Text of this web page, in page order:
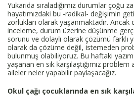
Yukarıda sıraladığımız durumlar çoğu
hayatımızdaki bu -radikal- değişimin
zorlukları olarak yaşanmaktadır. Ancak
inceleme, durum üzerine düşünme
sorunu ve dolaylı olarak çözümü farklı
olarak da çözüme değil, istemeden
bulunmuş olabiliyoruz. Bu haftaki
yaşanan en sık karşılaştığımız problem
aileler neler yapabilir paylaşacağız.
Okul çağı çocuklarında en sık